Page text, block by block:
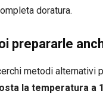
doratura.
prepararle
metodi alternativi
la temperatura a